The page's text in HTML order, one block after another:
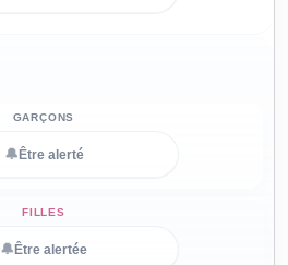
🔔 Être alerté
🔔 Être alertée